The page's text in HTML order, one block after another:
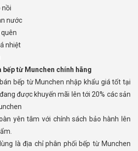
nồi
nước
quên
nhiệt
bếp từ Munchen chính hãng
được khuyến mãi lên tới 20% các sản